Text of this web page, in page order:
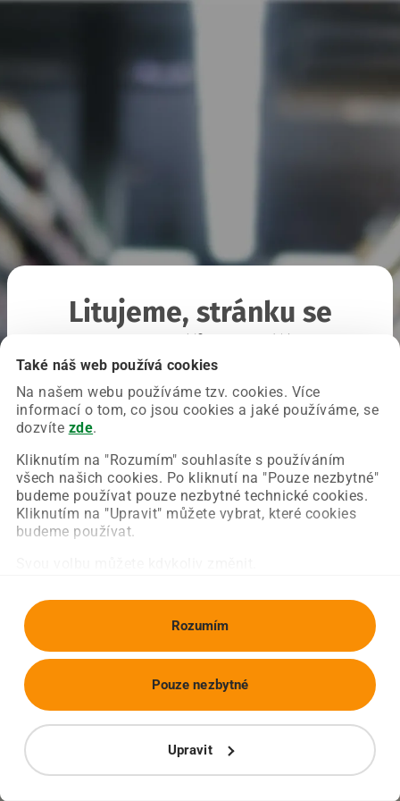
Také náš web používá cookies
Na našem webu používáme tzv. cookies. Více
informací o tom, co jsou cookies a jaké používáme, se
dozvíte zde.
Kliknutím na "Rozumím" souhlasíte s používáním
všech našich cookies. Po kliknutí na "Pouze nezbytné"
budeme používat pouze nezbytné technické cookies.
Kliknutím na "Upravit" můžete vybrat, které cookies
budeme používat.
Rozumím
Upravit
Pouze nezbytné
Litujeme, stránku se
Chyba nastala na naší straně a už ji opravujeme.
Zkuste prosím znovu načíst požadovanou stránku.
Obnovit stránku Úvodní strana